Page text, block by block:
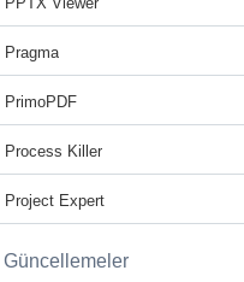
Pragma
PrimoPDF
Process Killer
Project Expert
Güncellemeler